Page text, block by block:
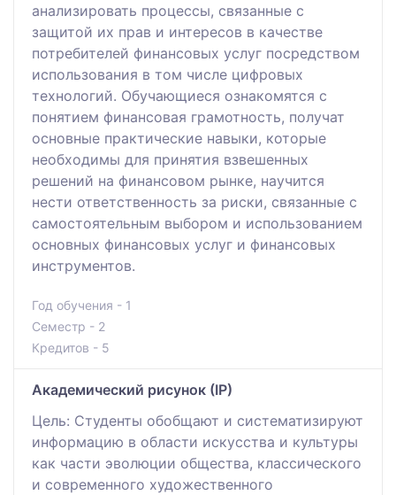
анализировать процессы, связанные с
защитой их прав и интересов в качестве
потребителей финансовых услуг посредством
использования в том числе цифровых
технологий. Обучающиеся ознакомятся с
понятием финансовая грамотность, получат
основные практические навыки, которые
необходимы для принятия взвешенных
решений на финансовом рынке, научится
нести ответственность за риски, связанные с
самостоятельным выбором и использованием
основных финансовых услуг и финансовых
инструментов.
Год обучения - 1
Семестр - 2
Кредитов - 5
Академический рисунок (ІР)
Цель: Студенты обобщают и систематизируют
информацию в области искусства и культуры
как части эволюции общества, классического
и современного художественного